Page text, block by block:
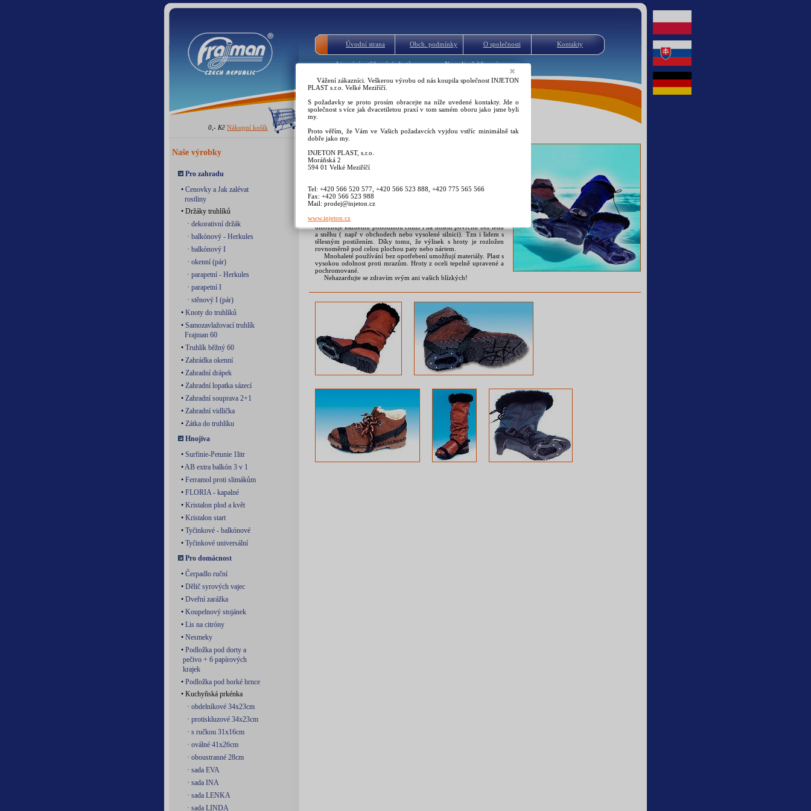
Úvodní strana Obch. podmínky O společnosti Kontakty
Lisování vstřikování plastů Napsali a řekli o nás
0,- Kč Nákupní košík
Naše výrobky
Pro zahradu
• Cenovky a Jak zalévat
rostliny
• Držáky truhlíků
· dekorativní držák
· balkónový - Herkules
· balkónový I
· okenní (pár)
· parapetní - Herkules
· parapetní I
· stěnový I (pár)
• Knoty do truhlíků
• Samozavlažovací truhlík
Frajman 60
• Truhlík běžný 60
• Zahrádka okenní
• Zahradní drápek
• Zahradní lopatka sázecí
• Zahradní souprava 2+1
• Zahradní vidlička
• Zátka do truhlíku
Hnojiva
• Surfinie-Petunie 1litr
•AB extra balkón 3 v 1
• Ferramol proti slimákům
• FLORIA - kapalné
• Kristalon plod a květ
• Kristalon start
• Tyčinkové - balkónové
• Tyčinkové universální
Pro domácnost
• Čerpadlo ruční
• Dělič syrových vajec
• Dveřní zarážka
• Koupelnový stojánek
• Lis na citróny
• Nesmeky
• Podložka pod dorty a
pečivo + 6 papírových
krajek
• Podložka pod horké hrnce
• Kuchyňská prkénka
· obdelníkové 34x23cm
· protiskluzové 34x23cm
· s ručkou 31x16cm
· oválné 41x26cm
· oboustranné 28cm
· sada EVA
· sada INA
· sada LENKA
· sada LINDA
Nesmeky návleky na led a sníh
ledu jsme připravili Nesmeky. Ty proniknou do kluzkého
podkladu a nedovolí vaší noze uklouznout.
Vyzkoušeny byly v nejtěžších podmínkách – na poštovních
velikosti do čísla 10. Na vyžádání pro větší čísla upravíme. Obuv
nedeformují. Jsou nenápadné. Skladné.Nerezaví. Barva černá.
pod patu nebo pod špici. Na všechny velikosti obuvi. Provedení
umožňuje každému pohodlnou chůzi i na holém povrchu bez ledu
a sněhu ( např v obchodech nebo vysolené silnici). Tzn i lidem s
tělesným postižením. Díky tomu, že výlisek s hroty je rozložen
rovnoměrně pod celou plochou paty nebo nártem.
Mnohaleté používání bez opotřebení umožňují materiály. Plast s
vysokou odolnost proti mrazům. Hroty z oceli tepelně upravené a
pochromované.
Nehazardujte se zdravím svým ani vašich blízkých!
Vážení zákazníci. Veškerou výrobu od nás koupila společnost INJETON
PLAST s.r.o. Velké Meziříčí.
S požadavky se proto prosím obracejte na níže uvedené kontakty. Jde o
společnost s více jak dvacetiletou praxí v tom samém oboru jako jsme byli
my.
Proto věřím, že Vám ve Vašich požadavcích vyjdou vstříc minimálně tak
dobře jako my.
INJETON PLAST, s.r.o.
Moráňská 2
594 01 Velké Meziříčí
Tel: +420 566 520 577, +420 566 523 888, +420 775 565 566
Fax: +420 566 523 988
Mail: prodej@injeton.cz
www.injeton.cz